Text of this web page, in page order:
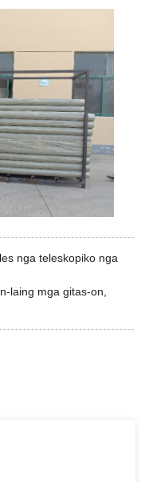
nga teleskopiko nga
laing mga gitas-on,